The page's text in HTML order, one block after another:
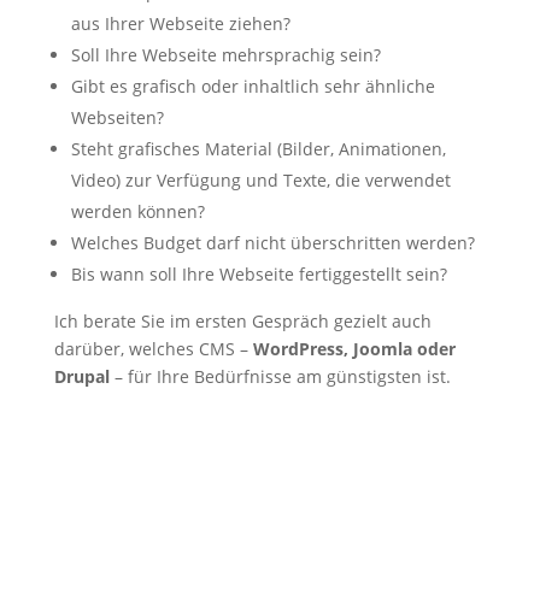
aus Ihrer Webseite ziehen?
Soll Ihre Webseite mehrsprachig sein?
Gibt es grafisch oder inhaltlich sehr ähnliche
Webseiten?
Steht grafisches Material (Bilder, Animationen,
Video) zur Verfügung und Texte, die verwendet
werden können?
Welches Budget darf nicht überschritten werden?
Bis wann soll Ihre Webseite fertiggestellt sein?
Ich berate Sie im ersten Gespräch gezielt auch
darüber, welches CMS – WordPress, Joomla oder
Drupal– für Ihre Bedürfnisse am günstigsten ist.